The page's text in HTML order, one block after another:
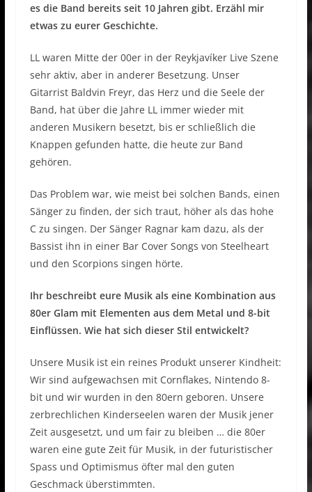
es die Band bereits seit 10 Jahren gibt. Erzähl mir
etwas zu eurer Geschichte.
LL waren Mitte der 00er in der Reykjavíker Live Szene
sehr aktiv, aber in anderer Besetzung. Unser
Gitarrist Baldvin Freyr, das Herz und die Seele der
Band, hat über die Jahre LL immer wieder mit
anderen Musikern besetzt, bis er schließlich die
Knappen gefunden hatte, die heute zur Band
gehören.
Das Problem war, wie meist bei solchen Bands, einen
Sänger zu finden, der sich traut, höher als das hohe
C zu singen. Der Sänger Ragnar kam dazu, als der
Bassist ihn in einer Bar Cover Songs von Steelheart
und den Scorpions singen hörte.
Ihr beschreibt eure Musik als eine Kombination aus
80er Glam mit Elementen aus dem Metal und 8-bit
Einflüssen. Wie hat sich dieser Stil entwickelt?
Unsere Musik ist ein reines Produkt unserer Kindheit:
Wir sind aufgewachsen mit Cornflakes, Nintendo 8-
bit und wir wurden in den 80ern geboren. Unsere
zerbrechlichen Kinderseelen waren der Musik jener
Zeit ausgesetzt, und um fair zu bleiben … die 80er
waren eine gute Zeit für Musik, in der futuristischer
Spass und Optimismus öfter mal den guten
Geschmack überstimmten.